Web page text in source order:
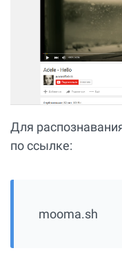
Для
по ссылке:
mooma.sh